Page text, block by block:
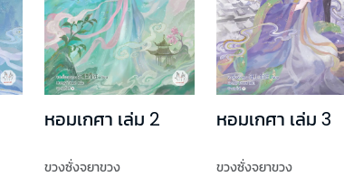
หอมเกศา เล่ม 2
ขวงซั่งจยาขวง
หอมเกศา เล่ม 3
ขวงซั่งจยาขวง